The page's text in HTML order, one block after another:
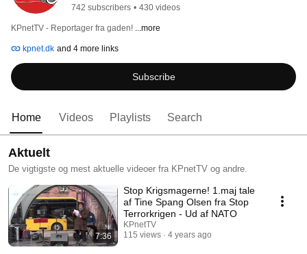
742 subscribers • 430 videos
KPnetTV - Reportager fra gaden! ...more
kpnet.dk and 4 more links
Subscribe
Home Videos Playlists Search
Aktuelt
De vigtigste og mest aktuelle videoer fra KPnetTV og andre.
7:36
Stop Krigsmagerne! 1.maj tale
af Tine Spang Olsen fra Stop
Terrorkrigen - Ud af NATO
KPnetTV
115 views
4 years ago